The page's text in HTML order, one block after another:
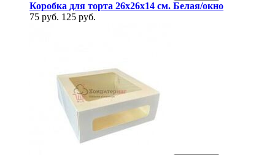
Коробка для торта 26х26х14 см. Белая/окно
75 руб. 125 руб.